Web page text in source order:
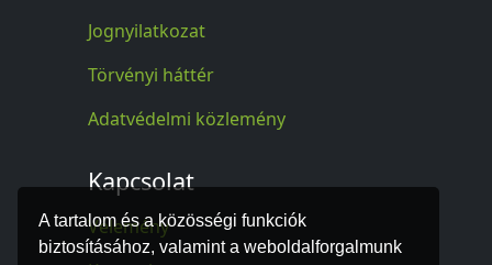
A tartalom és a közösségi funkciók
biztosításához, valamint a weboldalforgalmunk
Jognyilatkozat
Törvényi háttér
Adatvédelmi közlemény
Kapcsolat
Vélemény